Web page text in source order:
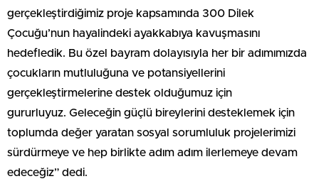
gerçekleştirdiğimiz proje kapsamında 300 Dilek
Çocuğu’nun hayalindeki ayakkabıya kavuşmasını
hedefledik. Bu özel bayram dolayısıyla her bir adımımızda
çocukların mutluluğuna ve potansiyellerini
gerçekleştirmelerine destek olduğumuz için
gururluyuz. Geleceğin güçlü bireylerini desteklemek için
toplumda değer yaratan sosyal sorumluluk projelerimizi
sürdürmeye ve hep birlikte adım adım ilerlemeye devam
edeceğiz” dedi.